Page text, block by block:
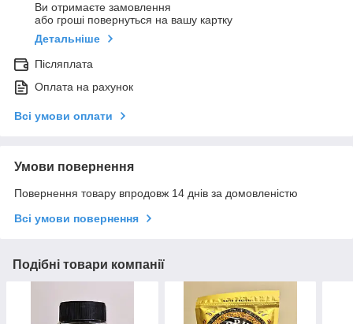
Ви отримаєте замовлення
або гроші повернуться на вашу картку
Детальніше
Післяплата
Оплата на рахунок
Всі умови оплати
Умови повернення
Повернення товару впродовж 14 днів за домовленістю
Всі умови повернення
Подібні товари компанії